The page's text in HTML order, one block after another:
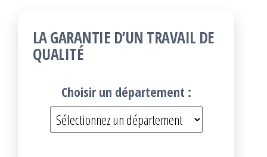
LA GARANTIE D’UN TRAVAIL DE
QUALITÉ
Choisir un département :